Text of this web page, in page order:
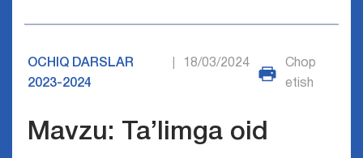
OCHIQ DARSLAR
2023-2024
18/03/2024
Chop
etish
Mavzu: Ta’limga oid